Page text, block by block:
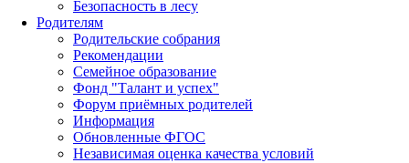
Безопасность в лесу
Родителям
Родительские собрания
Рекомендации
Семейное образование
Фонд "Талант и успех"
Форум приёмных родителей
Информация
Обновленные ФГОС
Независимая оценка качества условий